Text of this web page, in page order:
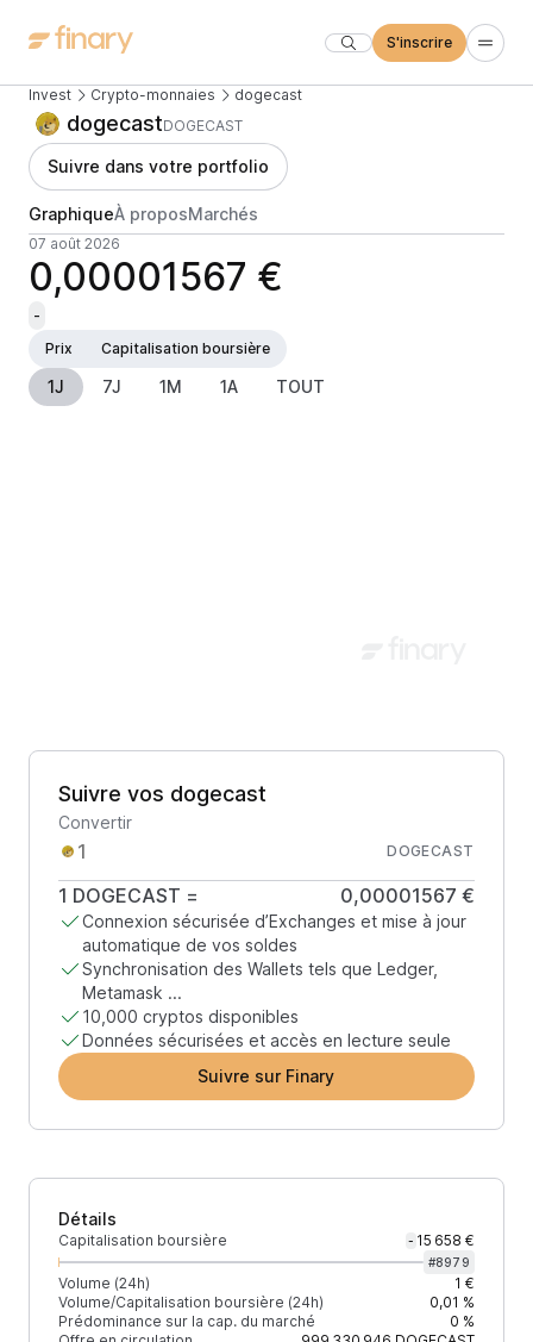
S'inscrire
Invest Crypto-monnaies dogecast
dogecastDOGECAST
Suivre dans votre portfolio
GraphiqueÀ proposMarchés
07 août 2026
0,00001567 €
-
Prix
Capitalisation boursière
1J 7J 1M 1A TOUT
Suivre vos dogecast
Convertir
DOGECAST
1 DOGECAST = 0,00001567 €
Connexion sécurisée d’Exchanges et mise à jour
automatique de vos soldes
Synchronisation des Wallets tels que Ledger,
Metamask ...
10,000 cryptos disponibles
Données sécurisées et accès en lecture seule
Suivre sur Finary
Détails
Capitalisation boursière - 15 658 €
#8979
Volume (24h)
1 €
Volume/Capitalisation boursière (24h)
0,01 %
Prédominance sur la cap. du marché
0 %